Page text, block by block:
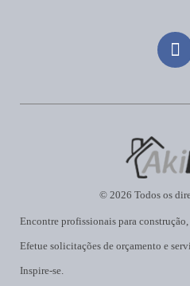
Encontre profissionais para
Efetue solicitações de orçamento e
Inspire-se.
© 2026 Todos os